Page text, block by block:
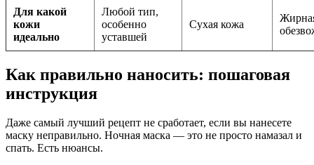
Для какой
кожи
идеально
Любой тип,
особенно
уставшей
Сухая кожа
Как правильно наносить: пошаговая
инструкция
Даже самый лучший рецепт не сработает, если вы нанесете
маску неправильно. Ночная маска — это не просто намазал и
спать. Есть нюансы.